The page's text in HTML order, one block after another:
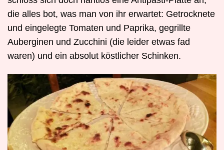
die alles bot, was man von ihr erwartet: Getrocknete
und eingelegte Tomaten und Paprika, gegrillte
Auberginen und Zucchini (die leider etwas fad
waren) und ein absolut köstlicher Schinken.